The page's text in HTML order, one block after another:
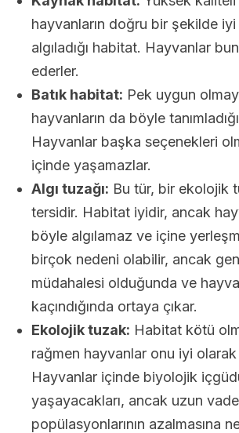
hayvanların doğru bir şekilde
algıladığı habitat. Hayvanlar
ederler.
Batık habitat: Pek uygun
hayvanların da böyle
Hayvanlar başka seçenekleri
içinde yaşamazlar.
Algı tuzağı: Bu tür, bir ekolojik
tersidir. Habitat iyidir, ancak
böyle algılamaz ve içine
birçok nedeni olabilir, ancak
müdahalesi olduğunda ve
kaçındığında ortaya çıkar.
Ekolojik tuzak: Habitat kötü
rağmen hayvanlar onu iyi olarak
Hayvanlar içinde biyolojik
yaşayacakları, ancak uzun
popülasyonlarının azalmasına